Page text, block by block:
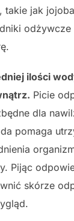
takie jak
ilości
Picie
dla
pomaga
Pijąc
skórze